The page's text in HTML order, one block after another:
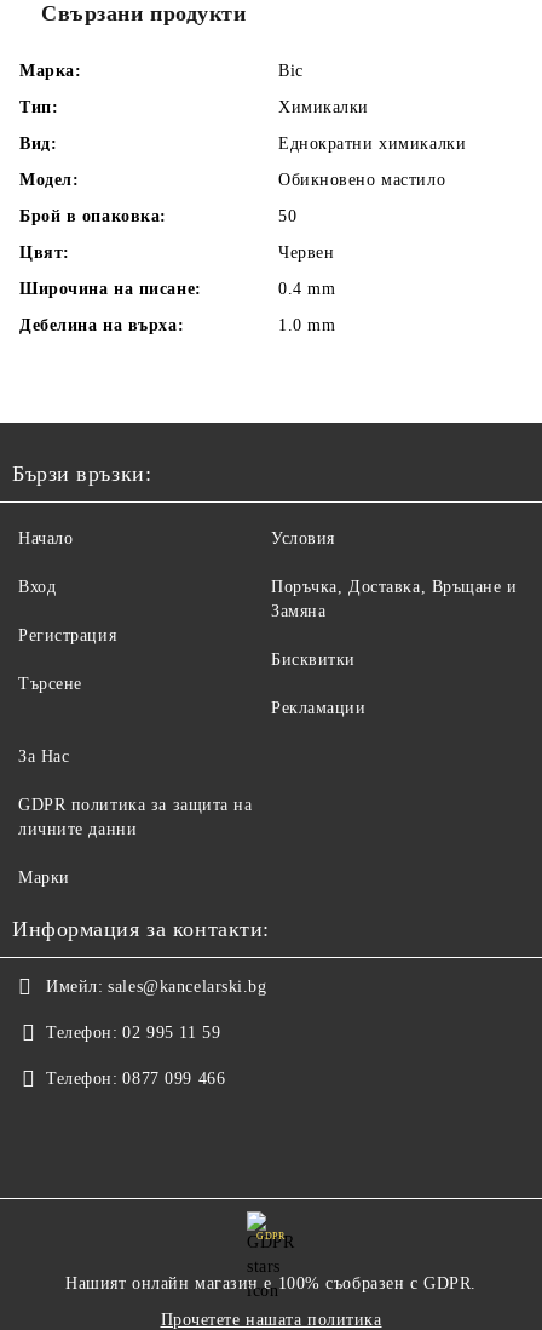
Свързани продукти
Марка:
Bic
Тип:
Химикалки
Вид:
Еднократни химикалки
Модел:
Обикновено мастило
Брой в опаковка:
50
Цвят:
Червен
Широчина на писане:
0.4 mm
Дебелина на върха:
1.0 mm
Бързи връзки:
Начало
Вход
Регистрация
Търсене
Условия
Поръчка, Доставка, Връщане и
Замяна
Бисквитки
Рекламации
За Нас
GDPR политика за защита на
личните данни
Марки
Информация за контакти:
Имейл: sales@kancelarski.bg
Телефон: 02 995 11 59
Телефон: 0877 099 466
GDPR
Нашият онлайн магазин е 100% съобразен с GDPR.
Прочетете нашата политика